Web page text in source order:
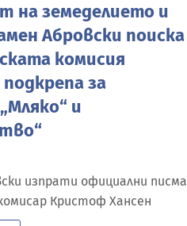
на земеделието и
Абровски поиска
комисия
за
и
изпрати официални писма
Кристоф Хансен